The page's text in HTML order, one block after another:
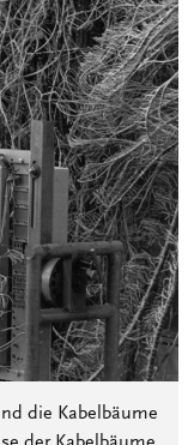
die Kabelbäume